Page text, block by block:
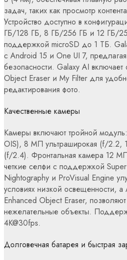
задач, таких как просмотр
Устройство доступно в
ГБ/128 ГБ, 8 ГБ/256 ГБ и 12 ГБ/
поддержкой microSD до 1 ТБ.
с Android 15 и One UI 7,
безопасности. Galaxy AI
Object Eraser и My Filter для
редактирования фото.
Качественные камеры
Камеры включают тройной
OIS), 8 МП ультраширокая (f/2.2,
(f/2.4). Фронтальная камера 12
четкие селфи с поддержкой
Nightography и ProVisual Engine
условиях низкой освещенности, а
Enhanced Object Eraser, позволяют
нежелательные объекты.
4K@30fps.
Долговечная батарея и быстрая